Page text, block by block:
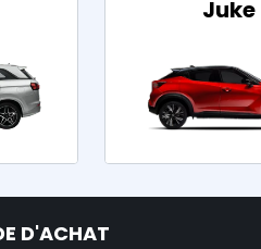
Juke
D'ACHAT